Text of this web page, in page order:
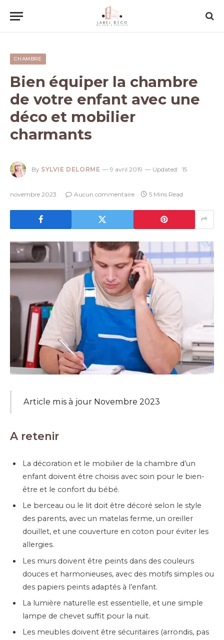
CHAMBRE
Bien équiper la chambre
de votre enfant avec une
déco et mobilier
charmants
By SYLVIE DELORME 9 avril 2019 Updated: 15
novembre 2023 Aucun commentaire 5 Mins Read
Article mis à jour Novembre 2023
A retenir
La décoration et le mobilier de la chambre d’un
enfant doivent être choisis avec soin pour le bien-
être et le confort du bébé.
Le berceau ou le lit doit être décoré selon le style
des parents, avec un matelas ferme, un oreiller
douillet, et une couverture en coton pour éviter les
allergies.
Les murs doivent être peints dans des couleurs
douces et harmonieuses, avec des motifs simples ou
des papiers peints adaptés à l’enfant.
La lumière naturelle est essentielle, et une simple
lampe de chevet suffit pour la nuit.
Les meubles doivent être sécuritaires (arrondis, pas